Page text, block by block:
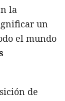
la
un
el mundo
de